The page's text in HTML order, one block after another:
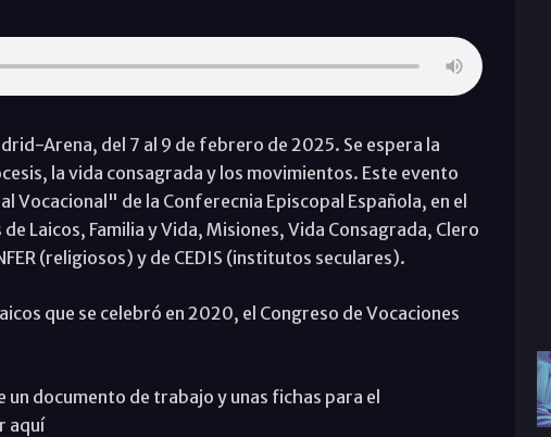
Arena, del 7 al 9 de febrero de 2025. Se espera la
la vida consagrada y los movimientos. Este evento
de la Conferecnia Episcopal Española, en el
Laicos, Familia y Vida, Misiones, Vida Consagrada, Clero
(religiosos) y de CEDIS (institutos seculares).
que se celebró en 2020, el Congreso de Vocaciones
documento de trabajo y unas fichas para el
aquí